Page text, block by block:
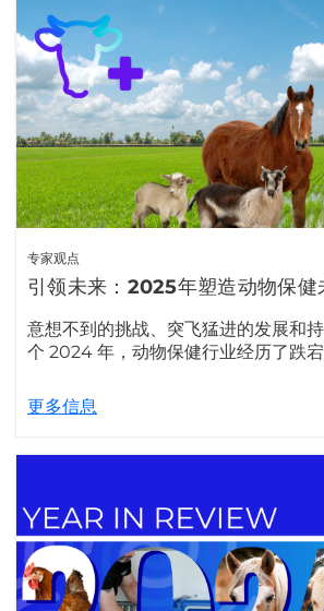
专家观点
引领未来：2025年塑造动物保健
意想不到的挑战、突飞猛进的发展和
个 2024 年，动物保健行业经历了跌宕
更多信息